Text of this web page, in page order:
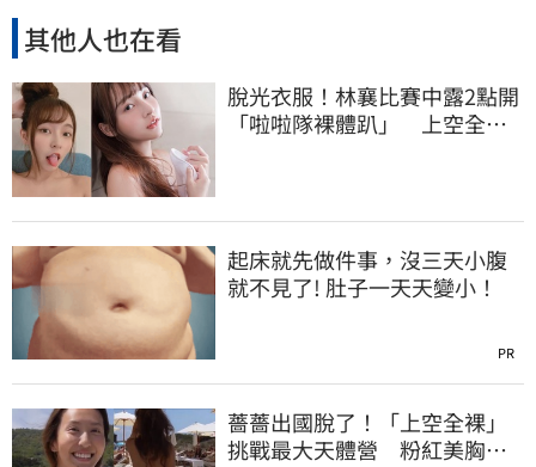
其他人也在看
脫光衣服！林襄比賽中露2點開
「啦啦隊裸體趴」 上空全裸
起床就先做件事，沒三天小腹
就不見了! 肚子一天天變小！
PR
薔薔出國脫了！「上空全裸」
挑戰最大天體營 粉紅美胸被